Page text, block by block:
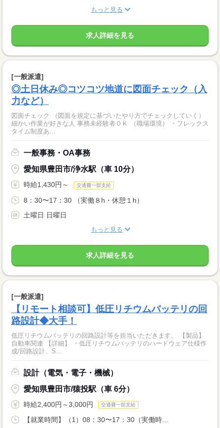
もっと見る
求人詳細を見る
[一般派遣]
◎土日休み◎コツコツ地道に図面チェック（入
力など）
図面チェック （図面を規定に基づいたやり方でチェックしていく）
細かい作業が好きな人 事務未経験者ＯＫ （職場環境） ・フレックス
タイム制度あ...
一般事務・OA事務
愛知県豊田市/浄水駅（車 10分）
時給1,430円～ 交通費一部支給
8：30〜17：30 （実働８h・休憩１h）
土曜日 日曜日
もっと見る
求人詳細を見る
[一般派遣]
【リモート相談可】低圧リチウムバッテリの回
路設計◆大手！
低圧リチウムバッテリの回路設計等を担当いただきます。 【製品】
自動車関連 【詳細】 ・低圧リチウムバッテリのハードウェア仕様作
成/回路設計、S...
設計（電気・電子・機械）
愛知県豊田市/猿投駅（車 6分）
時給2,400円～3,000円 交通費一部支給
【就業時間】（1）08：30〜17：30（実働時...